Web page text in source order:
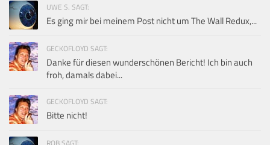
UWE S. SAGT:
Es ging mir bei meinem Post nicht um The Wall Redux,...
GECKOFLOYD SAGT:
Danke für diesen wunderschönen Bericht! Ich bin auch
froh, damals dabei...
GECKOFLOYD SAGT:
Bitte nicht!
ROB SAGT: